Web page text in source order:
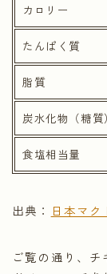
カロリー
たんぱく質
脂質
炭水化物（糖質）
食塩相当量
出典： 日本マ
ご覧の通り、